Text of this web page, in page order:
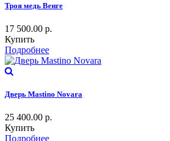
Троя медь Венге
17 500.00 р.
Купить
Подробнее
Дверь Mastino Novara
25 400.00 р.
Купить
Подробнее